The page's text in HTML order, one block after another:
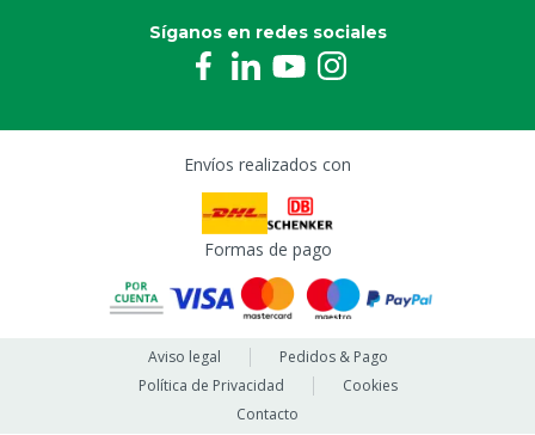
Síganos en redes sociales
Envíos realizados con
Formas de pago
Aviso legal
Pedidos & Pago
Política de Privacidad
Cookies
Contacto